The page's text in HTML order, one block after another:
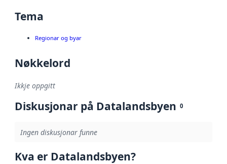
Tema
Regionar og byar
Nøkkelord
Ikkje oppgitt
Diskusjonar på Datalandsbyen 0
Ingen diskusjonar funne
Kva er Datalandsbyen?